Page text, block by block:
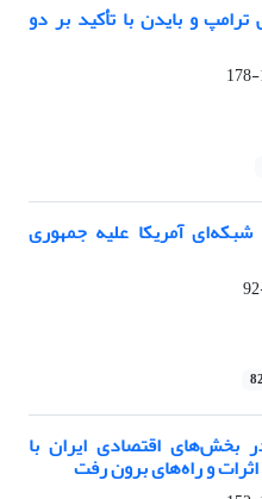
و بایدن با تأکید بر دو
آمریکا علیه جمهوری
بخش‌های اقتصادی ایران با
اثرات و راه‌های برون رفت